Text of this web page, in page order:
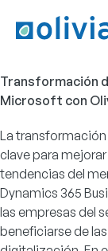
Transformación
Microsoft con
La transformación
clave para
tendencias del
Dynamics 365
las empresas del
beneficiarse de